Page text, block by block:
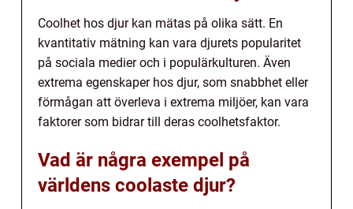
Coolhet hos djur kan mätas på olika sätt. En
kvantitativ mätning kan vara djurets popularitet
på sociala medier och i populärkulturen. Även
extrema egenskaper hos djur, som snabbhet eller
förmågan att överleva i extrema miljöer, kan vara
faktorer som bidrar till deras coolhetsfaktor.
Vad är några exempel på
världens coolaste djur?